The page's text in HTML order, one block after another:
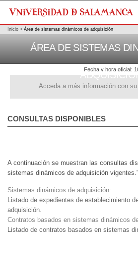
Fecha y hora oficial:
Acceda a más información con
Inicio > Área de sistemas dinámicos de adquisición
ÁREA DE SISTEMAS
CONSULTAS DISPONIBLES
A continuación se muestran las consultas
sistemas dinámicos de adquisición vigentes."
Sistemas dinámicos de adquisición:
Listado de expedientes de establecimiento
adquisición.
Contratos basados en sistemas dinámicos
Listado de contratos basados en sistemas